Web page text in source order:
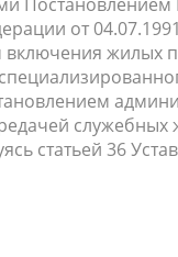
от
включения жилых
статьей 36